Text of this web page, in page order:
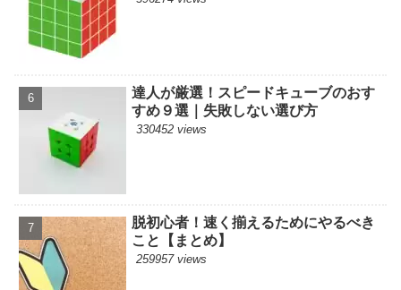
達人が厳選！スピードキューブのおす
すめ９選｜失敗しない選び方
330452 views
脱初心者！速く揃えるためにやるべき
こと【まとめ】
259957 views